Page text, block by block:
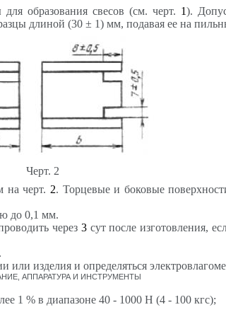
образования свесов (см. черт. 1).
длиной (30 ± 1) мм, подавая ее на
Черт. 2
на черт. 2. Торцевые и боковые
до 0,1 мм.
через 3сут после изготовления,
или изделия и определяться
АППАРАТУРА И ИНСТРУМЕНТЫ
1 % в диапазоне 40 - 1000 Н (4 - 100 кгс);